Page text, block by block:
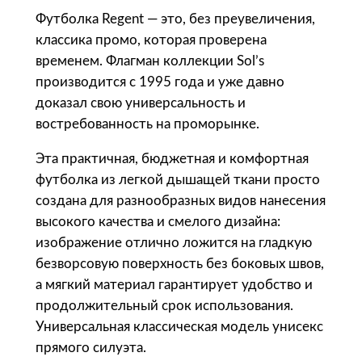
о
т
о
в
а
р
S
o
l
'
s
Ф
у
т
б
о
Футболка Regent — это, без преувеличения,
классика промо, которая проверена
временем. Флагман коллекции Sol’s
производится с 1995 года и уже давно
доказал свою универсальность и
востребованность на проморынке.
Эта практичная, бюджетная и комфортная
футболка из легкой дышащей ткани просто
создана для разнообразных видов нанесения
высокого качества и смелого дизайна:
изображение отлично ложится на гладкую
безворсовую поверхность без боковых швов,
а мягкий материал гарантирует удобство и
продолжительный срок использования.
Универсальная классическая модель унисекс
прямого силуэта.